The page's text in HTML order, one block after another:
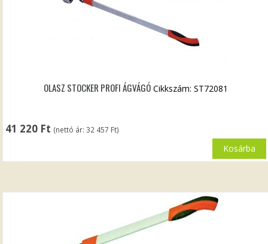
OLASZ STOCKER PROFI ÁGVÁGÓ
41 220 Ft (nettó ár:32 457 Ft)
Cikkszám: ST72081
Kosárba